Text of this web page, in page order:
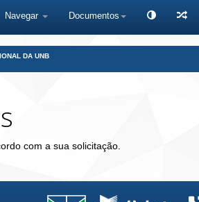
Navegar Documentos
DA UNB
com a sua solicitação.